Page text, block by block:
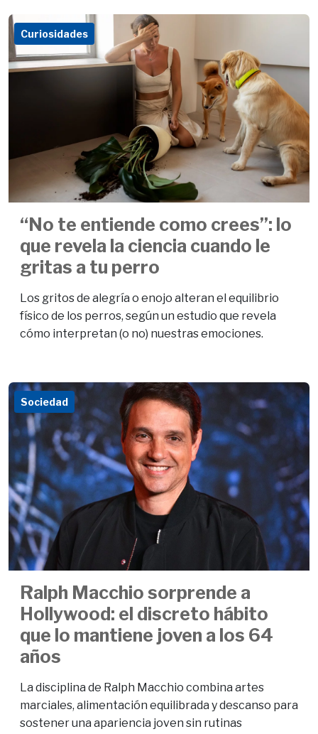
Curiosidades
“No te entiende como crees”: lo
que revela la ciencia cuando le
gritas a tu perro
Los gritos de alegría o enojo alteran el equilibrio
físico de los perros, según un estudio que revela
cómo interpretan (o no) nuestras emociones.
Sociedad
Ralph Macchio sorprende a
Hollywood: el discreto hábito
que lo mantiene joven a los 64
años
La disciplina de Ralph Macchio combina artes
marciales, alimentación equilibrada y descanso para
sostener una apariencia joven sin rutinas